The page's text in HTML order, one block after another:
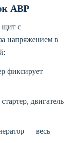
АВР
щит с
напряжением в
фиксирует
двигатель
— весь